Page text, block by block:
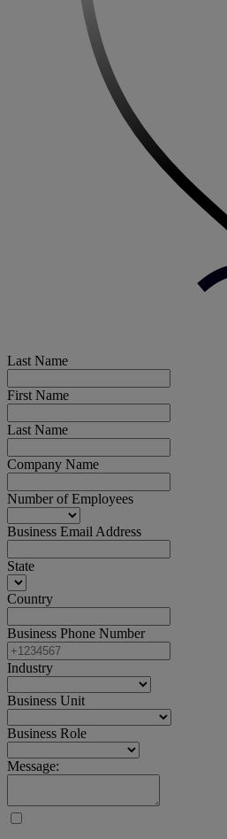
Last Name
First Name
Last Name
Company Name
Number of Employees
Business Email Address
State
Country
Business Phone Number
Industry
Business Unit
Business Role
Message: